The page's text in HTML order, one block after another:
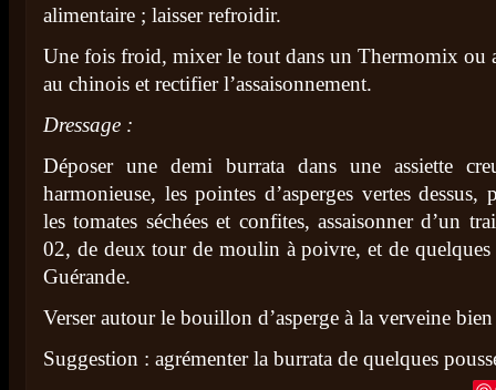
alimentaire ; laisser refroidir.
Une fois froid, mixer le tout dans un Thermomix ou
au chinois et rectifier l’assaisonnement.
Dressage :
Déposer une demi burrata dans une assiette
harmonieuse, les pointes d’asperges vertes
les tomates séchées et confites, assaisonner d’un
02, de deux tour de moulin à poivre, et de quelques
Guérande.
Verser autour le bouillon d’asperge à la verveine
Suggestion : agrémenter la burrata de quelques